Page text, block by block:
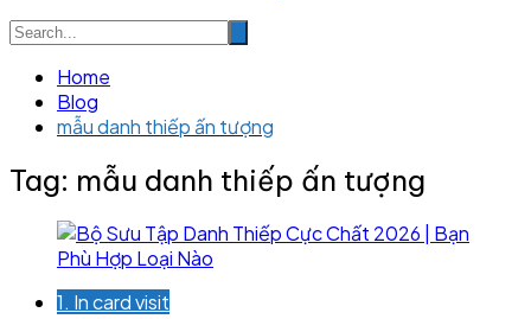
Home
Blog
mẫu danh thiếp ấn tượng
Tag: mẫu danh thiếp ấn tượng
1. In card visit